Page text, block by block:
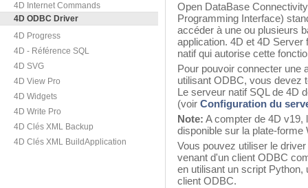
4D Internet Commands
4D ODBC Driver
4D Progress
4D - Référence SQL
4D SVG
4D View Pro
4D Widgets
4D Write Pro
4D Clés XML Backup
4D Clés XML BuildApplication
Open DataBase
Programming Interface)
accéder à une ou plusieurs
application. 4D et 4D
natif qui autorise cette
Pour pouvoir connecter une
utilisant ODBC, vous devez
Le serveur natif SQL de 4D
(voir Configuration du
Note: A compter de 4D v19,
disponible sur la plate-
Vous pouvez utiliser le
venant d'un client ODBC
en utilisant un script
client ODBC.